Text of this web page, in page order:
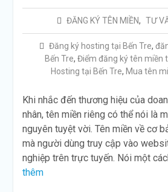
ĐĂNG KÝ TÊN MIỀN, TƯ
Đăng ký hosting tại Bến Tre,
Bến Tre, Điểm đăng ký tên miền
Hosting tại Bến Tre, Mua tên
Khi nhắc đến thương hiệu của
nhân, tên miền riêng có thể nói là
nguyên tuyệt vời. Tên miền về cơ
mà người dùng truy cập vào
nghiệp trên trực tuyến. Nói một
thêm